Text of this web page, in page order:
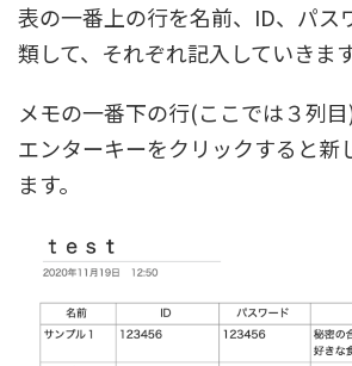
表の一番上の行を名前、ID、パス
類して、それぞれ記入していきます
メモの一番下の行(ここでは３列
エンターキーをクリックすると新
ます。